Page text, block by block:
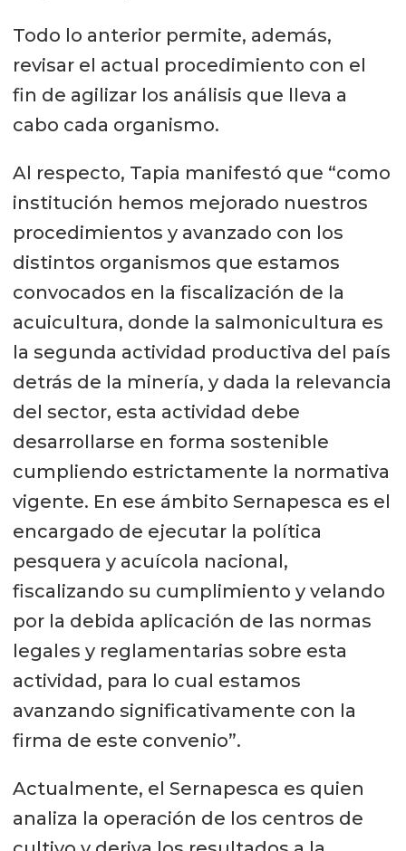
Todo lo anterior permite, además,
revisar el actual procedimiento con el
fin de agilizar los análisis que lleva a
cabo cada organismo.
Al respecto, Tapia manifestó que “como
institución hemos mejorado nuestros
procedimientos y avanzado con los
distintos organismos que estamos
convocados en la fiscalización de la
acuicultura, donde la salmonicultura es
la segunda actividad productiva del país
detrás de la minería, y dada la relevancia
del sector, esta actividad debe
desarrollarse en forma sostenible
cumpliendo estrictamente la normativa
vigente. En ese ámbito Sernapesca es el
encargado de ejecutar la política
pesquera y acuícola nacional,
fiscalizando su cumplimiento y velando
por la debida aplicación de las normas
legales y reglamentarias sobre esta
actividad, para lo cual estamos
avanzando significativamente con la
firma de este convenio”.
Actualmente, el Sernapesca es quien
analiza la operación de los centros de